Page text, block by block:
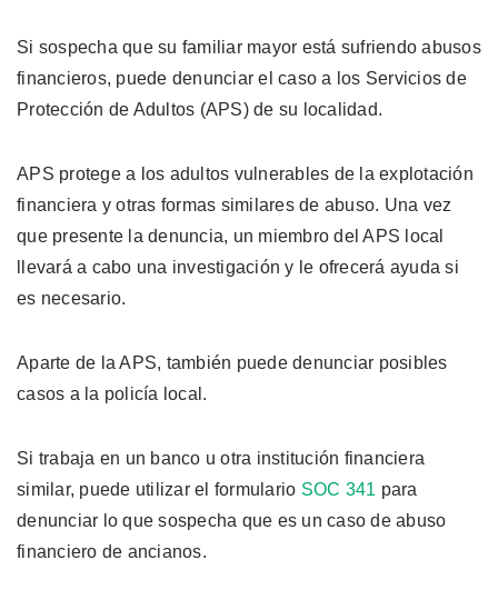
Si sospecha que su familiar mayor está sufriendo abusos
financieros, puede denunciar el caso a los Servicios de
Protección de Adultos (APS) de su localidad.
APS protege a los adultos vulnerables de la explotación
financiera y otras formas similares de abuso. Una vez
que presente la denuncia, un miembro del APS local
llevará a cabo una investigación y le ofrecerá ayuda si
es necesario.
Aparte de la APS, también puede denunciar posibles
casos a la policía local.
Si trabaja en un banco u otra institución financiera
similar, puede utilizar el formulario SOC 341 para
denunciar lo que sospecha que es un caso de abuso
financiero de ancianos.